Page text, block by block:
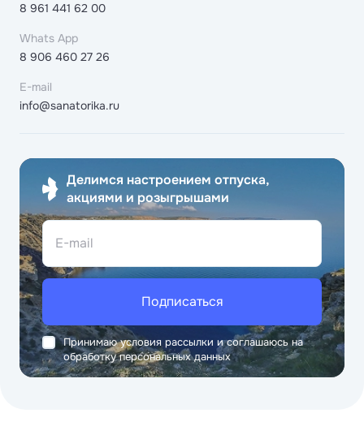
8 961 441 62 00
Whats App
8 906 460 27 26
E-mail
info@sanatorika.ru
Делимся настроением отпуска,
акциями и розыгрышами
E-mail
Подписаться
Принимаю условия рассылки и соглашаюсь на
обработку персональных данных